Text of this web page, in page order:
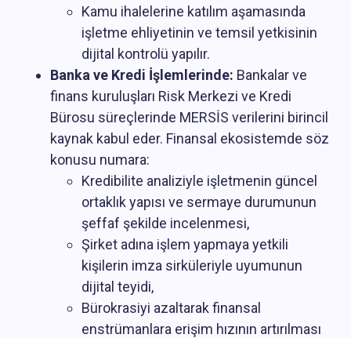
Kamu ihalelerine katılım aşamasında
işletme ehliyetinin ve temsil yetkisinin
dijital kontrolü yapılır.
Banka ve Kredi İşlemlerinde: Bankalar ve
finans kuruluşları Risk Merkezi ve Kredi
Bürosu süreçlerinde MERSİS verilerini birincil
kaynak kabul eder. Finansal ekosistemde söz
konusu numara:
Kredibilite analiziyle işletmenin güncel
ortaklık yapısı ve sermaye durumunun
şeffaf şekilde incelenmesi,
Şirket adına işlem yapmaya yetkili
kişilerin imza sirküleriyle uyumunun
dijital teyidi,
Bürokrasiyi azaltarak finansal
enstrümanlara erişim hızının artırılması